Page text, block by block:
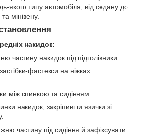
якого типу автомобіля, від седану до
мінівену.
накидок:
частину накидок під підголівники.
фастекси на ніжках
між спинкою та сидінням.
накидок, закріпивши язички зі
частину під сидіння й зафіксувати